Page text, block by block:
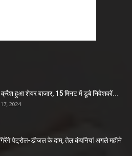
हुआ शेयर बाजार, 15 मिनट में डूबे निवेशकों...
2024
पेट्रोल-डीजल के दाम, तेल कंपनियां अगले महीने